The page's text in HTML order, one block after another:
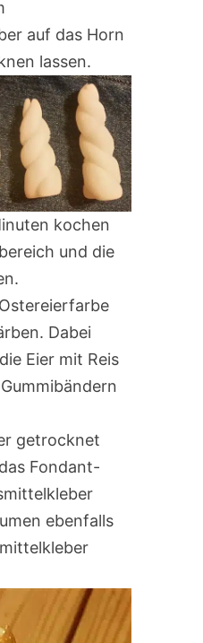
auf das Horn
lassen.
kochen
und die
Dabei
Eier mit Reis
getrocknet
Fondant-
ebenfalls